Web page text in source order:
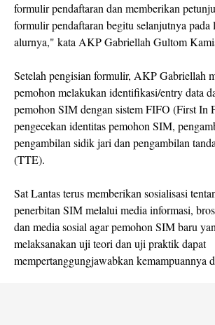
formulir pendaftaran dan memberikan
formulir pendaftaran begitu selanjutnya pada
alurnya," kata AKP Gabriellah Gultom
Setelah pengisian formulir, AKP Gabriellah
pemohon melakukan identifikasi/entry data
pemohon SIM dengan sistem FIFO (First In
pengecekan identitas pemohon SIM,
pengambilan sidik jari dan pengambilan
(TTE).
Sat Lantas terus memberikan sosialisasi
penerbitan SIM melalui media informasi,
dan media sosial agar pemohon SIM baru
melaksanakan uji teori dan uji praktik dapat
mempertanggungjawabkan kemampuannya